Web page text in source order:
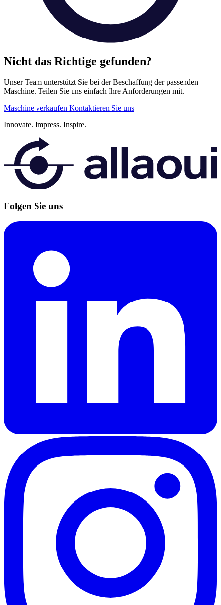
Nicht das Richtige gefunden?
Unser Team unterstützt Sie bei der Beschaffung der passenden
Maschine. Teilen Sie uns einfach Ihre Anforderungen mit.
Maschine verkaufen Kontaktieren Sie uns
Innovate. Impress. Inspire.
Folgen Sie uns